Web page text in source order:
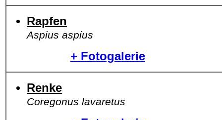
Rapfen
Aspius aspius
+ Fotogalerie
Renke
Coregonus lavaretus